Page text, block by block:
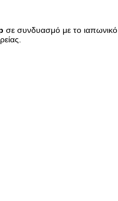
σε συνδυασμό με το ιαπωνικό